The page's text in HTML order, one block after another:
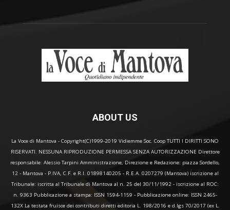
ABOUT US
La Voce di Mantova - Copyright(C)1999-2019 Vidiemme Soc. Coop TUTTI I DIRITTI SONO
RISERVATI. NESSUNA RIPRODUZIONE PERMESSA SENZA AUTORIZZAZIONE Direttore
responsabile: Alessio Tarpini Amministrazione, Direzione e Redazione: piazza Sordello,
12 - Mantova - P.IVA, C.F. e R.I. 01898140205 - R.E.A. 0207279 (Mantova) iscrizione al
Tribunale: iscritta al Tribunale di Mantova al n. 25 del 30/11/1992 - iscrizione al ROC:
n. 9363 Pubblicazione a stampa: ISSN 1594-1159 - Pubblicazione online: ISSN 2465-
132X La testata fruisce dei contributi diretti editoria L. 198/2016 e d.lgs 70/2017 (ex L.